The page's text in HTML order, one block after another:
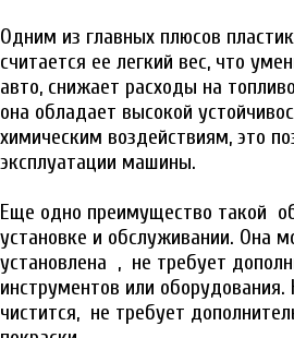
Одним из главных плюсов
считается ее легкий вес, что
авто, снижает расходы на
она обладает высокой
химическим воздействиям, это
эксплуатации машины.
Еще одно преимущество такой
установке и обслуживании. Она
установлена , не требует
инструментов или оборудования.
чистится, не требует